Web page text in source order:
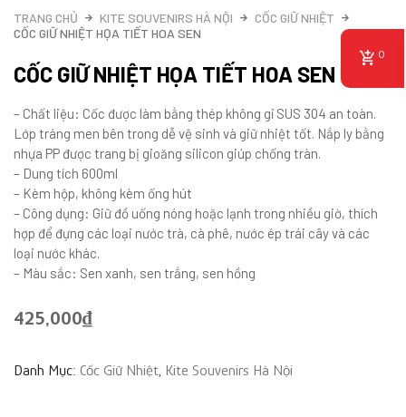
TRANG CHỦ KITE SOUVENIRS HÀ NỘI
CỐC GIỮ NHIỆT
CỐC GIỮ NHIỆT HỌA TIẾT HOA SEN
CỐC GIỮ NHIỆT HỌA TIẾT HOA SEN
– Chất liệu: Cốc được làm bằng thép không gỉ SUS 304 an toàn.
Lớp tráng men bên trong dễ vệ sinh và giữ nhiệt tốt. Nắp ly bằng
nhựa PP được trang bị gioăng silicon giúp chống tràn.
– Dung tích 600ml
– Kèm hộp, không kèm ống hút
– Công dụng: Giữ đồ uống nóng hoặc lạnh trong nhiều giờ, thích
hợp để đựng các loại nước trà, cà phê, nước ép trái cây và các
loại nước khác.
– Màu sắc: Sen xanh, sen trắng, sen hồng
425,000₫
Danh Mục: Cốc Giữ Nhiệt, Kite Souvenirs Hà Nội
0